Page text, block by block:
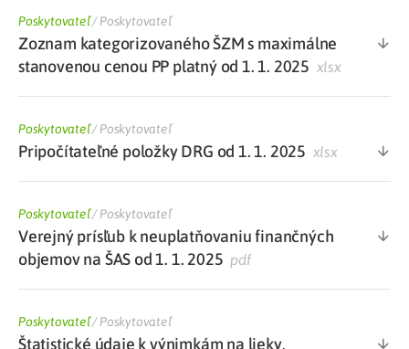
Poskytovateľ/Poskytovateľ
Zoznam kategorizovaného ŠZM s maximálne
stanovenou cenou PP platný od 1. 1. 2025 xlsx
Poskytovateľ/Poskytovateľ
Pripočítateľné položky DRG od 1. 1. 2025 xlsx
Poskytovateľ/Poskytovateľ
Verejný prísľub k neuplatňovaniu finančných
objemov na ŠAS od 1. 1. 2025 pdf
Poskytovateľ/Poskytovateľ
Štatistické údaje k výnimkám na lieky,